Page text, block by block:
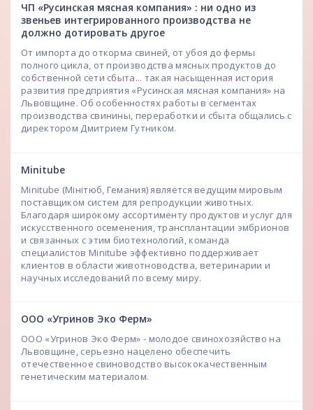
ЧП «Русинская мясная компания» : ни одно из
звеньев интегрированного производства не
должно дотировать другое
От импорта до откорма свиней, от убоя до фермы
полного цикла, от производства мясных продуктов до
собственной сети сбыта... такая насыщенная история
развития предприятия «Русинская мясная компания» на
Львовщине. Об особенностях работы в сегментах
производства свинины, переработки и сбыта общались с
директором Дмитрием Гутником.
Мinitube
Minitube (Мінітюб, Гемания) является ведущим мировым
поставщиком систем для репродукции животных.
Благодаря широкому ассортименту продуктов и услуг для
искусственного осеменения, трансплантации эмбрионов
и связанных с этим биотехнологий, команда
специалистов Мinitube эффективно поддерживает
клиентов в области животноводства, ветеринарии и
научных исследований по всему миру.
ООО «Угринов Эко Ферм»
ООО «Угринов Эко Ферм» - молодое свинохозяйство на
Львовщине, серьезно нацелено обеспечить
отечественное свиноводство высококачественным
генетическим материалом.